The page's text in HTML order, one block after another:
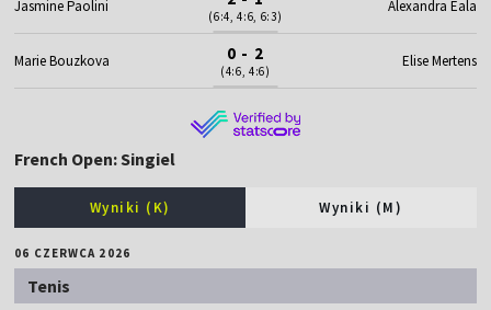
Jasmine Paolini
(6:4, 4:6, 6:3)
Alexandra Eala
Marie Bouzkova 0 - 2
(4:6, 4:6)
Elise Mertens
French Open: Singiel
Wyniki (K) Wyniki (M)
06 CZERWCA 2026
Tenis